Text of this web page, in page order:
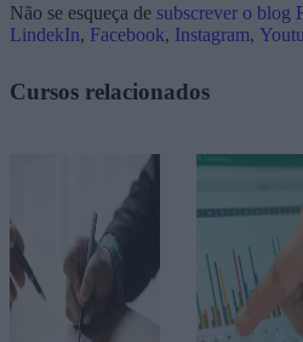
Não se esqueça de subscrever o blog
LindekIn, Facebook, Instagram,
Cursos relacionados